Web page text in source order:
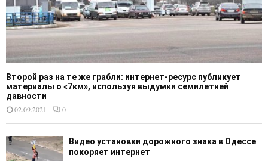
Второй раз на те же грабли: интернет-ресурс публикует
материалы о «7км», используя выдумки семилетней
давности
02.09.2021
0
Видео установки дорожного знака в Одессе
покоряет интернет